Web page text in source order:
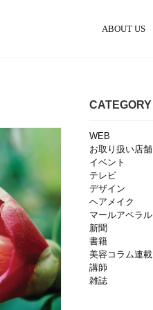
ABOUT US
CATEGORY
WEB
お取り扱い店舗
イベント
テレビ
デザイン
ヘアメイク
マールアペラル
新聞
書籍
美容コラム連載
講師
雑誌